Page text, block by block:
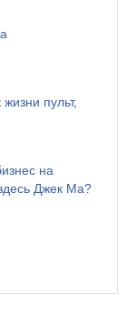
пульт,
на
Джек Ма?